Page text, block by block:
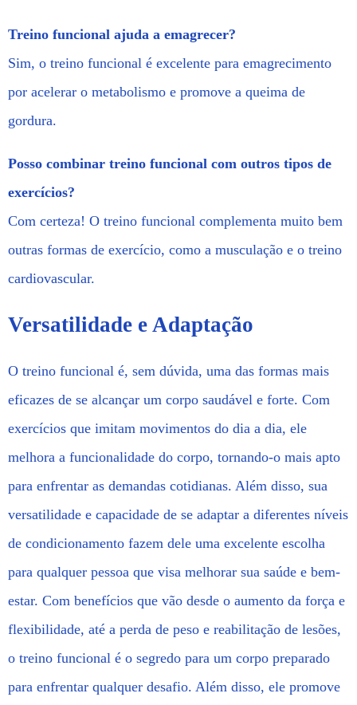
Treino funcional ajuda a emagrecer?
Sim, o treino funcional é excelente para emagrecimento
por acelerar o metabolismo e promove a queima de
gordura.
Posso combinar treino funcional com outros tipos de
exercícios?
Com certeza! O treino funcional complementa muito bem
outras formas de exercício, como a musculação e o treino
cardiovascular.
Versatilidade e Adaptação
O treino funcional é, sem dúvida, uma das formas mais
eficazes de se alcançar um corpo saudável e forte. Com
exercícios que imitam movimentos do dia a dia, ele
melhora a funcionalidade do corpo, tornando-o mais apto
para enfrentar as demandas cotidianas. Além disso, sua
versatilidade e capacidade de se adaptar a diferentes níveis
de condicionamento fazem dele uma excelente escolha
para qualquer pessoa que visa melhorar sua saúde e bem-
estar. Com benefícios que vão desde o aumento da força e
flexibilidade, até a perda de peso e reabilitação de lesões,
o treino funcional é o segredo para um corpo preparado
para enfrentar qualquer desafio. Além disso, ele promove